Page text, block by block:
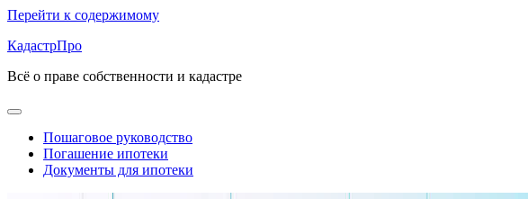
Перейти к содержимому
КадастрПро
Всё о праве собственности и кадастре
Пошаговое руководство
Погашение ипотеки
Документы для ипотеки